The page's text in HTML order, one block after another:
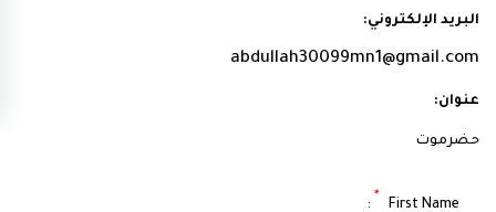
البريد الإلكتروني:
abdullah30099mn1@gmail.com
عنوان:
حضرموت
First Name
*
: